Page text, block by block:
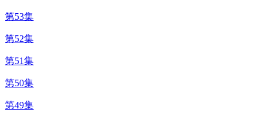
第53集
第52集
第51集
第50集
第49集